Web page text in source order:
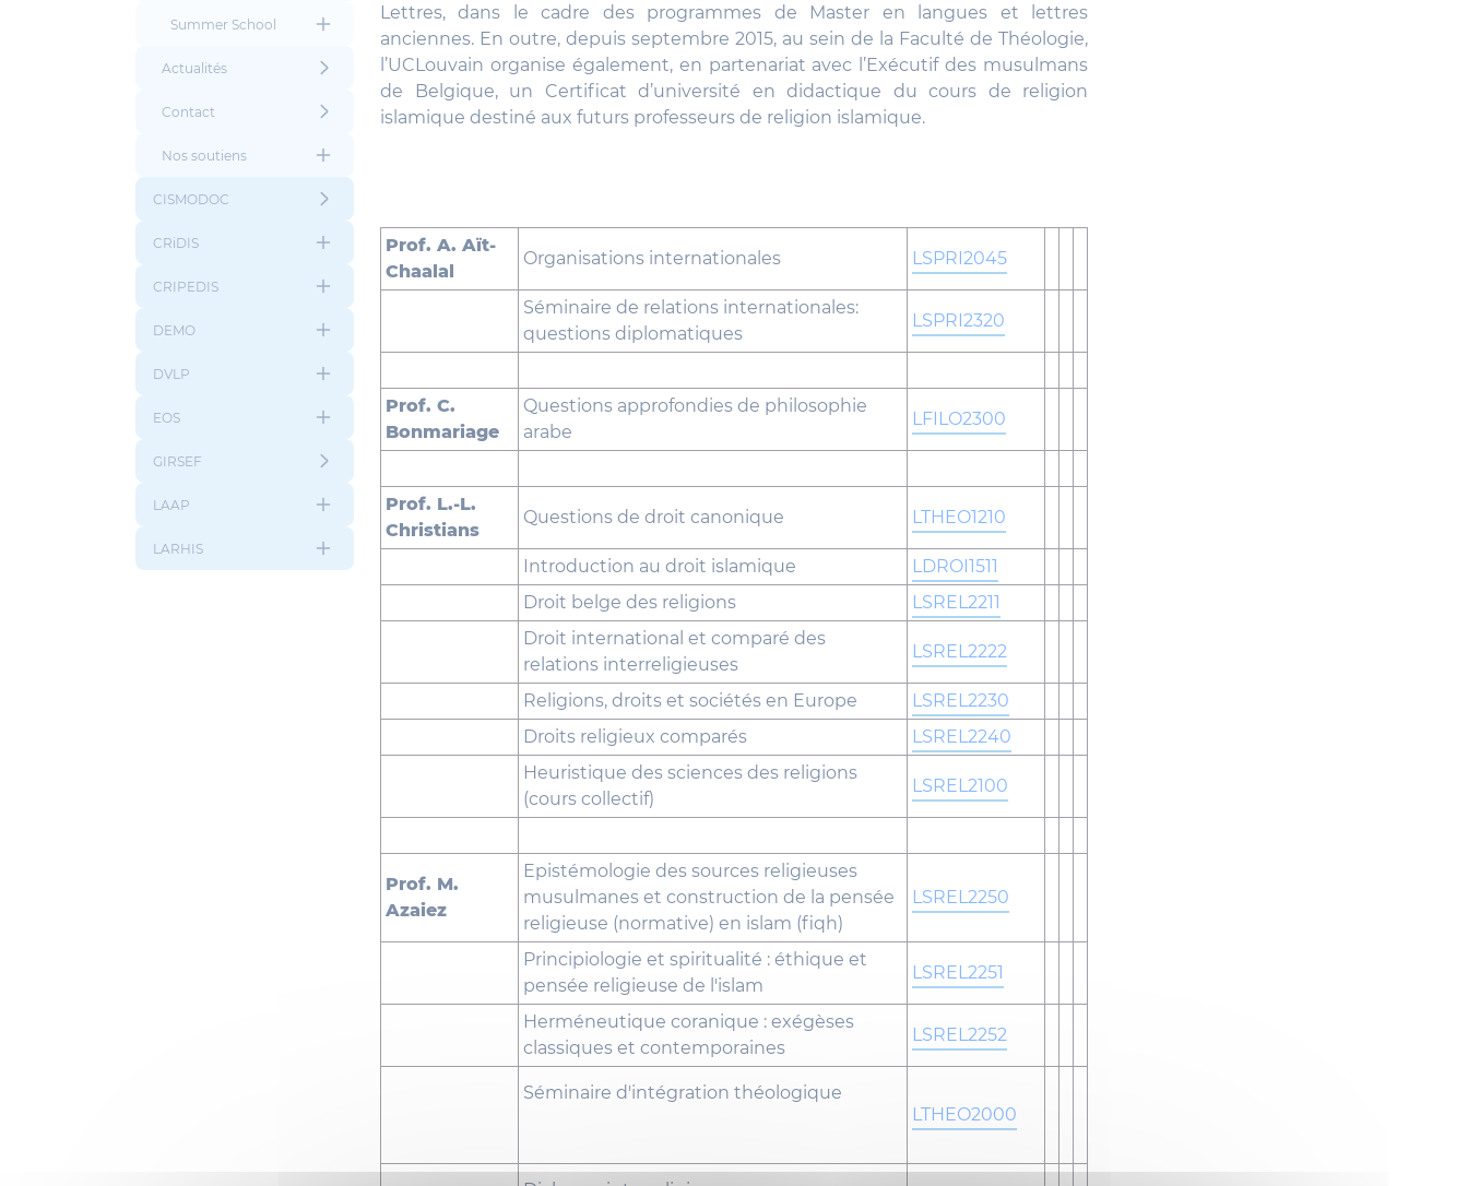
Summer School
Actualités
Contact
Nos soutiens
CISMODOC
CRiDIS
CRIPEDIS
DEMO
DVLP
EOS
GIRSEF
LAAP
LARHIS
Lettres, dans le cadre des programmes de Master en langues et lettres
anciennes. En outre, depuis septembre 2015, au sein de la Faculté de Théologie,
l’UCLouvain organise également, en partenariat avec l’Exécutif des musulmans
de Belgique, un Certificat d’université en didactique du cours de religion
islamique destiné aux futurs professeurs de religion islamique.
Prof. A. Aït-
Chaalal
Organisations internationales LSPRI2045
Séminaire de relations internationales:
questions diplomatiques
LSPRI2320
Prof. C.
Bonmariage
Questions approfondies de philosophie
arabe
LFILO2300
Prof. L.-L.
Christians
Questions de droit canonique LTHEO1210
Introduction au droit islamique
LDROI1511
Droit belge des religions
LSREL2211
Droit international et comparé des
relations interreligieuses
LSREL2222
Religions, droits et sociétés en Europe
LSREL2230
Droits religieux comparés
LSREL2240
Heuristique des sciences des religions
(cours collectif)
LSREL2100
Prof. M.
Azaiez
Epistémologie des sources religieuses
musulmanes et construction de la pensée
religieuse (normative) en islam (fiqh)
LSREL2250
Principiologie et spiritualité : éthique et
pensée religieuse de l'islam
LSREL2251
Herméneutique coranique : exégèses
classiques et contemporaines
LSREL2252
Séminaire d'intégration théologique
LTHEO2000